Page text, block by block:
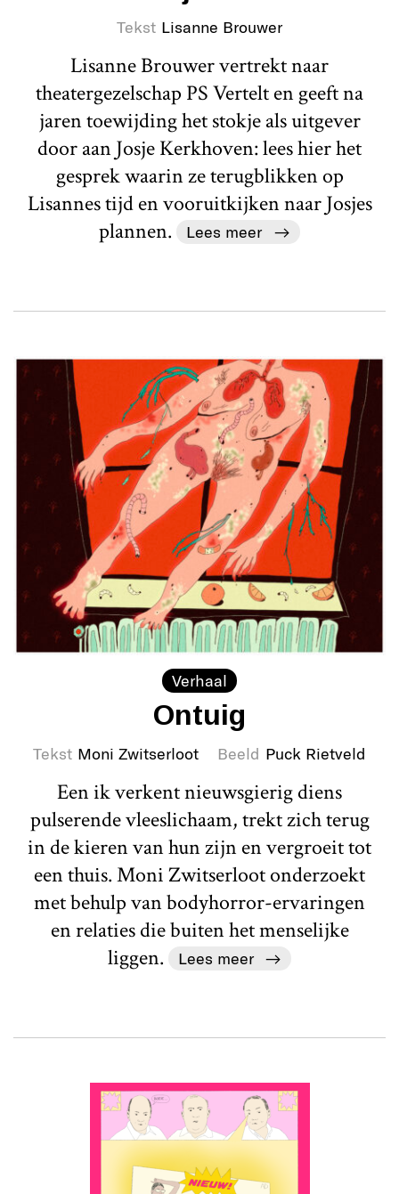
Tekst Lisanne Brouwer
Lisanne Brouwer vertrekt naar
theatergezelschap PS Vertelt en geeft na
jaren toewijding het stokje als uitgever
door aan Josje Kerkhoven: lees hier het
gesprek waarin ze terugblikken op
Lisannes tijd en vooruitkijken naar Josjes
plannen.
Lees meer
Verhaal
Ontuig
Tekst Moni Zwitserloot Beeld Puck Rietveld
Een ik verkent nieuwsgierig diens
pulserende vleeslichaam, trekt zich terug
in de kieren van hun zijn en vergroeit tot
een thuis. Moni Zwitserloot onderzoekt
met behulp van bodyhorror-ervaringen
en relaties die buiten het menselijke
liggen.
Lees meer